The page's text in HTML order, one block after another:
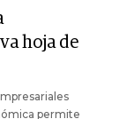
hoja de
permite